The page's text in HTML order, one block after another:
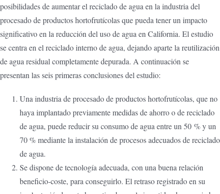
posibilidades de aumentar el reciclado de agua en la industria del
procesado de productos hortofrutícolas que pueda tener un impacto
significativo en la reducción del uso de agua en California. El estudio
se centra en el reciclado interno de agua, dejando aparte la reutilización
de agua residual completamente depurada. A continuación se
presentan las seis primeras conclusiones del estudio:
Una industria de procesado de productos hortofrutícolas, que no
haya implantado previamente medidas de ahorro o de reciclado
de agua, puede reducir su consumo de agua entre un 50 % y un
70 % mediante la instalación de procesos adecuados de reciclado
de agua.
Se dispone de tecnología adecuada, con una buena relación
beneficio-coste, para conseguirlo. El retraso registrado en su